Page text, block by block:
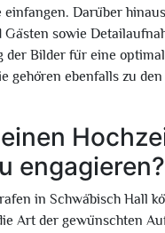
Darüber
sowie
der Bilder für eine
gehören ebenfalls zu
engagieren?
in Schwäbisch Hall
Art der gewünschten